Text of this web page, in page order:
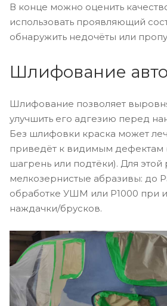
В конце можно оценить
использовать проявляющий
обнаружить недочёты или
Шлифование авто
Шлифование позволяет
улучшить его адгезию перед
Без шлифовки краска может
приведёт к видимым дефектам
шагрень или подтёки). Для этой
мелкозернистые абразивы: до
обработке УШМ или Р1000 при
наждачки/брусков.